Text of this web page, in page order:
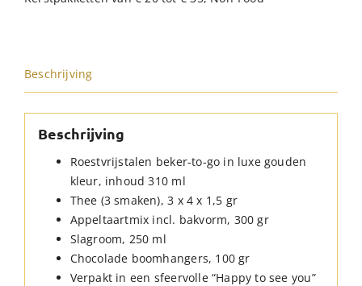
Beschrijving
Beschrijving
Roestvrijstalen beker-to-go in luxe gouden
kleur, inhoud 310 ml
Thee (3 smaken), 3 x 4 x 1,5 gr
Appeltaartmix incl. bakvorm, 300 gr
Slagroom, 250 ml
Chocolade boomhangers, 100 gr
Verpakt in een sfeervolle “Happy to see you”